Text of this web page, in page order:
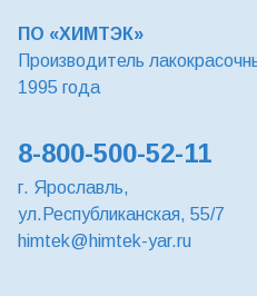
ПО «ХИМТЭК»
Производитель
1995 года
8-800-500-52-11
г. Ярославль,
ул.Республиканская, 55/7
himtek@himtek-yar.ru